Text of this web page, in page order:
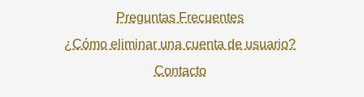
Preguntas Frecuentes
¿Cómo eliminar una cuenta de usuario?
Contacto